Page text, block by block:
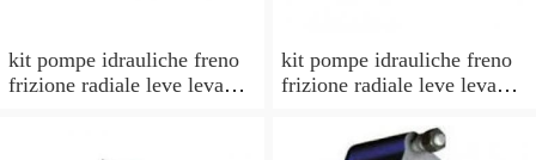
kit pompe idrauliche freno
frizione radiale leve leva
kit pompe idrauliche freno
frizione radiale leve leva